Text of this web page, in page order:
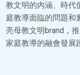
教文明的內涵、時代
庭教導面臨的問題和
亮母教文明brand，
家庭教導的融會發展